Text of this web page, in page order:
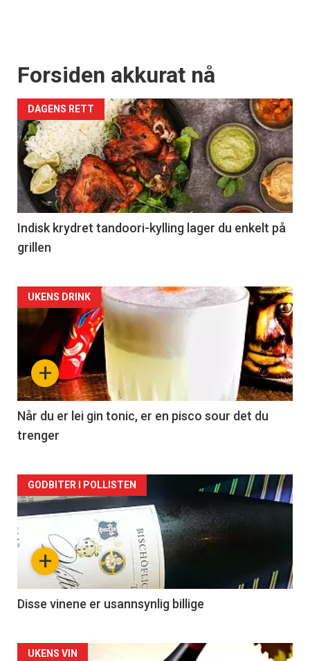
Forsiden akkurat nå
DAGENS RETT
Indisk krydret tandoori-kylling lager du enkelt på
grillen
Forsiden
akkurat
nå
-
2
+
UKENS DRINK
Når du er lei gin tonic, er en pisco sour det du
trenger
Forsiden
akkurat
nå
3
+
GODBITER I POLLISTEN
Disse vinene er usannsynlig billige
UKENS VIN